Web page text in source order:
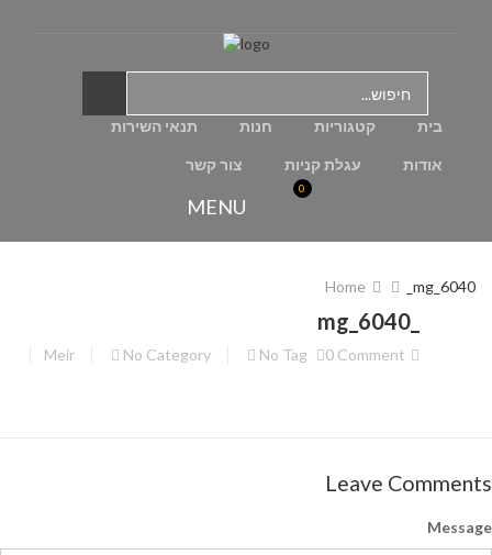
בית קטגוריות חנות תנאי השירות
אודות עגלת קניות צור קשר
MENU
0
Home _mg_6040
Meir No Category No Tag 0 Comment
Leave Comments
Message